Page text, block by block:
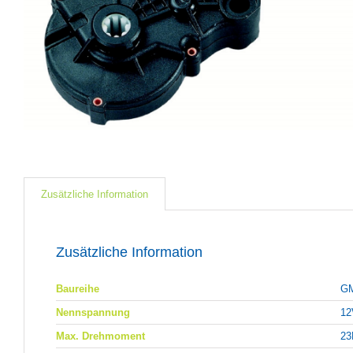
Zusätzliche Information
Zusätzliche Information
Baureihe
Nennspannung
Max. Drehmoment